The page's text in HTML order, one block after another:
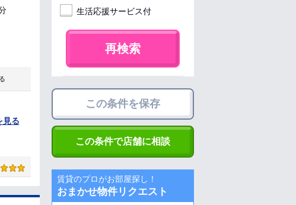
見る
生活応援サービス付
再検索
この条件を保存
この条件で店舗に相談
賃貸のプロがお部屋探し！
おまかせ物件リクエスト